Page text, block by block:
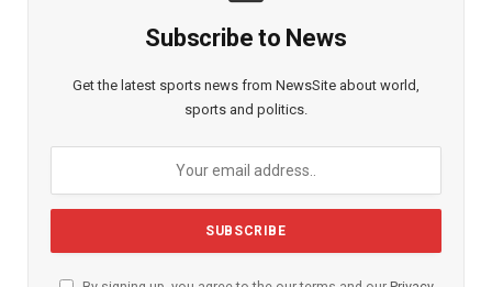
Subscribe to News
Get the latest sports news from NewsSite about world,
sports and politics.